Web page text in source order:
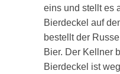
eins und stellt es
Bierdeckel auf
bestellt der
Bier. Der Kellner
Bierdeckel ist